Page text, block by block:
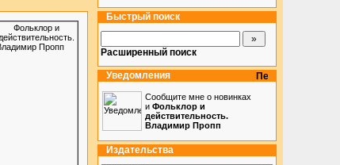
Быстрый поиск
Расширенный поиск
Уведомления
Сообщите мне о новинках
и Фольклор и
действительность.
Владимир Пропп
Издательства